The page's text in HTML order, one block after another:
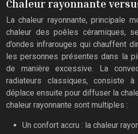
Chaleur rayonnante
La chaleur rayonnante, principale
chaleur des poêles céramiques,
d’ondes infrarouges qui chauffent
les personnes présentes dans la
de manière excessive. La
radiateurs classiques, consiste
déplace ensuite pour diffuser la
chaleur rayonnante sont multiples :
Un confort accru : la chaleur